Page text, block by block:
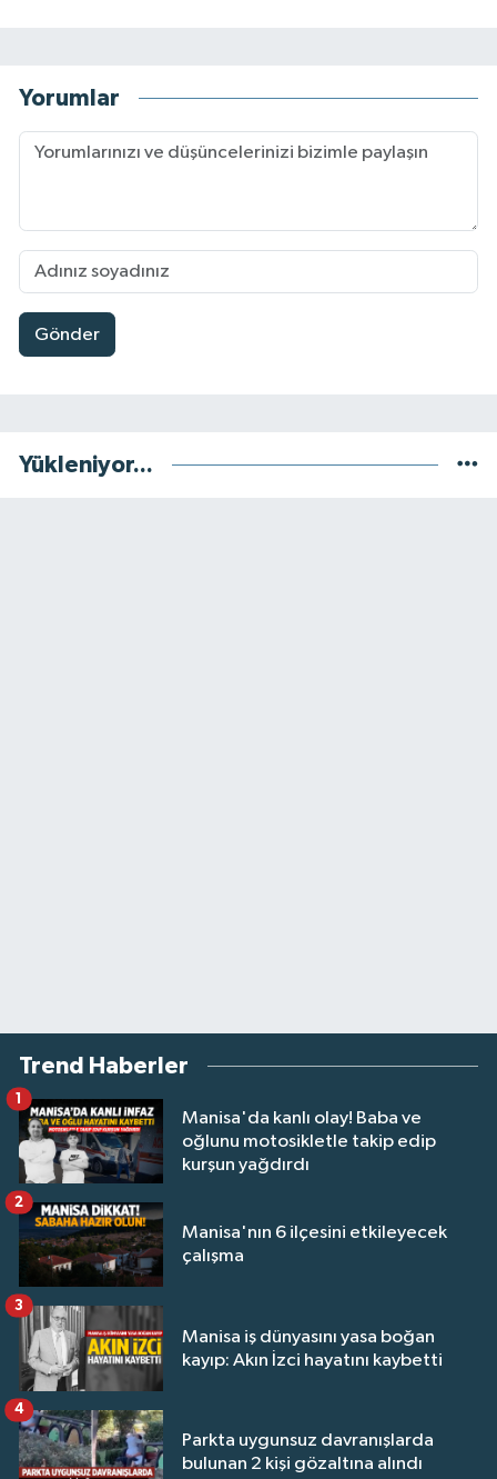
Yorumlar
Gönder
Yükleniyor...
Trend Haberler
Manisa'da kanlı olay! Baba ve
oğlunu motosikletle takip edip
kurşun yağdırdı
1
Manisa'nın 6 ilçesini etkileyecek
çalışma
2
Manisa iş dünyasını yasa boğan
kayıp: Akın İzci hayatını kaybetti
3
Parkta uygunsuz davranışlarda
bulunan 2 kişi gözaltına alındı
4